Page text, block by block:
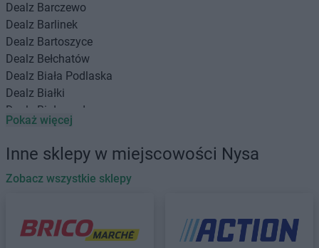
Dealz Barczewo
Dealz Barlinek
Dealz Bartoszyce
Dealz Bełchatów
Dealz Biała Podlaska
Dealz Białki
Dealz
Białogard
Dealz Białystok
Dealz
Bielany Wrocławskie
Dealz Bielawa
Dealz Bielsko-Biała
Dealz Boguszów-Gorce
Pokaż więcej
Inne sklepy w miejscowości Nysa
Zobacz wszystkie sklepy